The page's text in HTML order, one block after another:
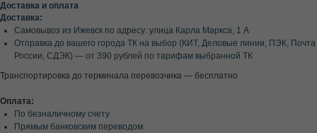
Доставка и оплата
Доставка:
Самовывоз из Ижевск по адресу: улица Карла Маркса, 1 А
Отправка до вашего города ТК на выбор (КИТ, Деловые линии, ПЭК, Почта
России, СДЭК) — от 390 рублей по тарифам выбранной ТК
Транспортировка до терминала перевозчика — бесплатно
Оплата:
По безналичному счету
Прямым банковским переводом